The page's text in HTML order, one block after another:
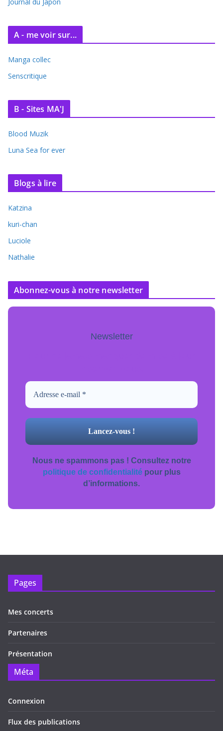
A - me voir sur...
Manga collec
Senscritique
B - Sites MA'J
Blood Muzik
Luna Sea for ever
Blogs à lire
Katzina
kuri-chan
Luciole
Nathalie
Abonnez-vous à notre newsletter
Newsletter
Nous ne spammons pas ! Consultez notre
politique de confidentialitépour plus
d’informations.
Pages
Mes concerts
Partenaires
Présentation
Méta
Connexion
Flux des publications